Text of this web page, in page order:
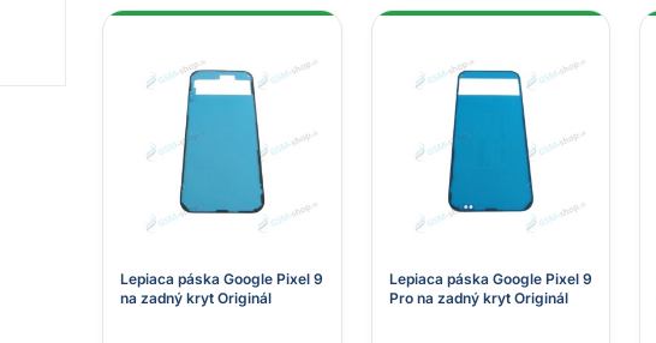
Lepiaca páska Google Pixel 9
na zadný kryt Originál
Lepiaca páska Google Pixel 9
Pro na zadný kryt Originál